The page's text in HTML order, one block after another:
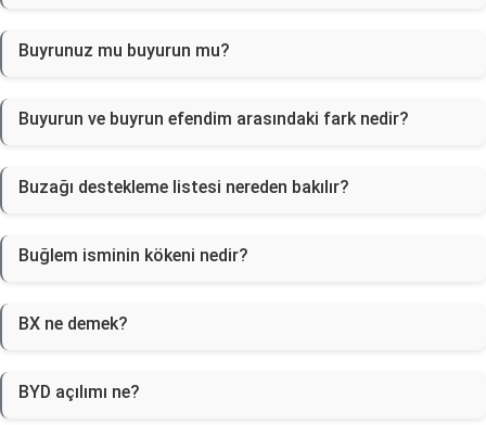
Buyrunuz mu buyurun mu?
Buyurun ve buyrun efendim arasındaki fark nedir?
Buzağı destekleme listesi nereden bakılır?
Buğlem isminin kökeni nedir?
BX ne demek?
BYD açılımı ne?